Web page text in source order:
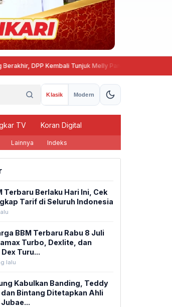
DPP Kembali Tunjuk Melly Pangestu
Klasik Modern
TV Koran Digital
Lainnya Indeks
Terbaru Berlaku Hari Ini, Cek
Tarif di Seluruh Indonesia
BBM Terbaru Rabu 8 Juli
Turbo, Dexlite, dan
Turu...
lalu
Kabulkan Banding, Teddy
Bintang Ditetapkan Ahli